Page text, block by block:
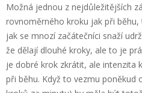
Možná jednou z nejdůležitějších
rovnoměrného kroku jak při
jak se mnozí začátečníci snaží
že dělají dlouhé kroky, ale to je
je dobré krok zkrátit, ale intenzita
při běhu. Když to vezmu poněkud